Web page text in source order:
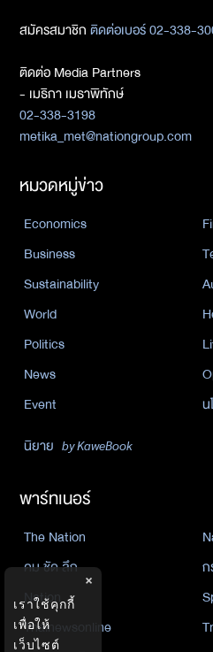
สมัครสมาชิกติดต่อเบอร์ 02-338-
ติดต่อ Media Partners
- เมธิกา เมธาพิทักษ์
02-338-3198
metika_met@nationgroup.com
หมวดหมู่ข่าว
Economics
Business
Sustainability
World
Politics
News
Event
นิยาย by KaweBook
พาร์ทเนอร์
The Nation
คม ชัด ลึก
Nation
Thainewsonline
×
เราใช้คุกกี้
เพื่อให้
เว็บไซต์